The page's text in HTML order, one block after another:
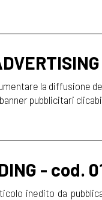
la diffusione
pubblicitari
- cod.
inedito da